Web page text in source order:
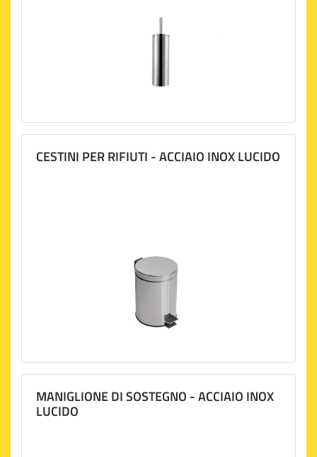
CESTINI PER RIFIUTI - ACCIAIO INOX LUCIDO
MANIGLIONE DI SOSTEGNO - ACCIAIO INOX
LUCIDO